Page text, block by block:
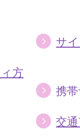
サ
方
携
交